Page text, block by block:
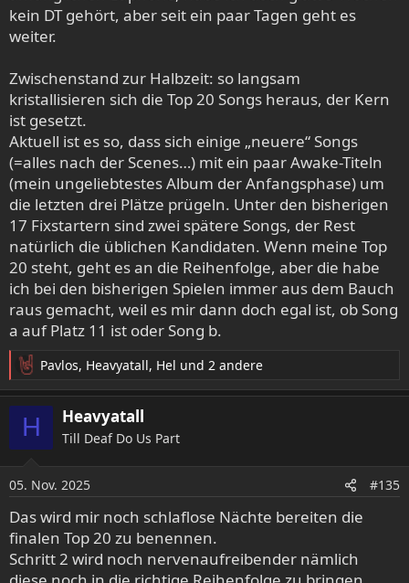
kein DT gehört, aber seit ein paar Tagen geht es
weiter.
Zwischenstand zur Halbzeit: so langsam
kristallisieren sich die Top 20 Songs heraus, der Kern
ist gesetzt.
Aktuell ist es so, dass sich einige „neuere“ Songs
(=alles nach der Scenes…) mit ein paar Awake-Titeln
(mein ungeliebtestes Album der Anfangsphase) um
die letzten drei Plätze prügeln. Unter den bisherigen
17 Fixstartern sind zwei spätere Songs, der Rest
natürlich die üblichen Kandidaten. Wenn meine Top
20 steht, geht es an die Reihenfolge, aber die habe
ich bei den bisherigen Spielen immer aus dem Bauch
raus gemacht, weil es mir dann doch egal ist, ob Song
a auf Platz 11 ist oder Song b.
R
e
a
n
e
n
:
Pavlos, Heavyatall, Hel und 2 andere
H Heavyatall
Till Deaf Do Us Part
05. Nov. 2025 #135
Das wird mir noch schlaflose Nächte bereiten die
finalen Top 20 zu benennen.
Schritt 2 wird noch nervenaufreibender nämlich